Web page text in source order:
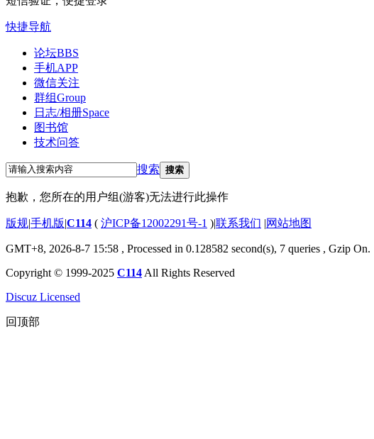
快捷导航
论坛BBS
手机APP
微信关注
群组Group
日志/相册Space
图书馆
技术问答
搜索 搜索
抱歉，您所在的用户组(游客)无法进行此操作
版规|手机版|C114 ( 沪ICP备12002291号-1 )|联系我们 |网站地图
GMT+8, 2026-8-7 15:58 , Processed in 0.128582 second(s), 7 queries , Gzip On.
Copyright © 1999-2025 C114 All Rights Reserved
Discuz Licensed
回顶部